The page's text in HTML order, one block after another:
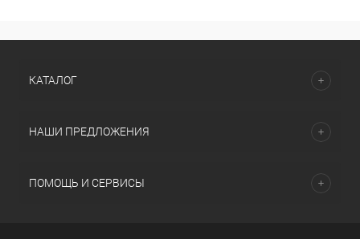
КАТАЛОГ
НАШИ ПРЕДЛОЖЕНИЯ
ПОМОЩЬ И СЕРВИСЫ